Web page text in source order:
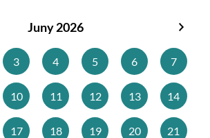
Juny 2026
3 4 5 6 7
10 11 12 13 14
17 18 19 20 21